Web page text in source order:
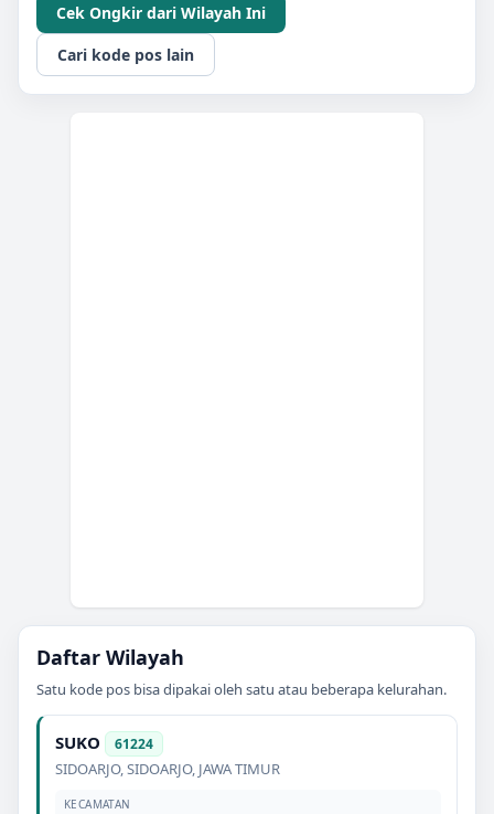
Cek Ongkir dari Wilayah Ini
Cari kode pos lain
Daftar Wilayah
Satu kode pos bisa dipakai oleh satu atau beberapa kelurahan.
SUKO 61224
SIDOARJO,SIDOARJO, JAWA TIMUR
KECAMATAN